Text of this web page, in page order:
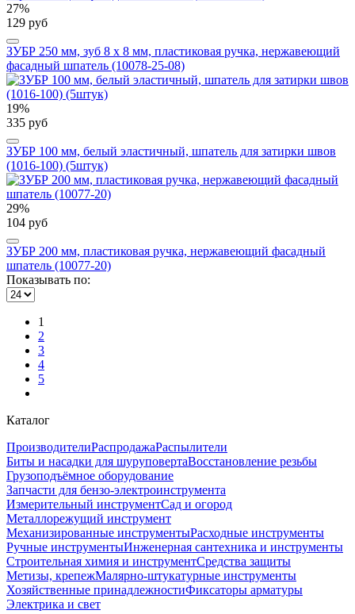
27%
129 руб
ЗУБР 250 мм, зуб 8 х 8 мм, пластиковая ручка, нержавеющий
фасадный шпатель (10078-25-08)
19%
335 руб
ЗУБР 100 мм, белый эластичный, шпатель для затирки швов
(1016-100) (5штук)
29%
104 руб
ЗУБР 200 мм, пластиковая ручка, нержавеющий фасадный
шпатель (10077-20)
Показывать по:
1
2
3
4
5
Каталог
ПроизводителиРаспродажаРаспылители
Биты и насадки для шуруповертаВосстановление резьбы
Грузоподъёмное оборудование
Запчасти для бензо-электроинструмента
Измерительный инструментСад и огород
Металлорежущий инструмент
Механизированные инструментыРасходные инструменты
Ручные инструментыИнженерная сантехника и инструменты
Строительная химия и инструментСредства защиты
Метизы, крепежМалярно-штукатурные инструменты
Хозяйственные принадлежностиФиксаторы арматуры
Электрика и свет